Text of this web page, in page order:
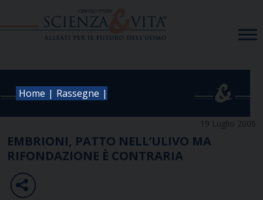
Home | Rassegne |
19 Luglio 2006
EMBRIONI, PATTO NELL’ULIVO MA
RIFONDAZIONE È CONTRARIA